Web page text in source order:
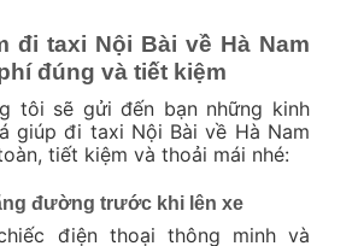
đi taxi Nội Bài về Hà Nam
đúng và tiết kiệm
tôi sẽ gửi đến bạn những kinh
giúp đi taxi Nội Bài về Hà Nam
tiết kiệm và thoải mái nhé:
đường trước khi lên xe
điện thoại thông minh và